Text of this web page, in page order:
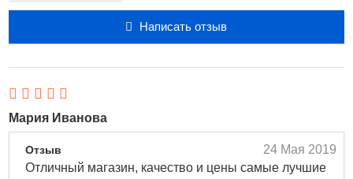
Характеристики:
Толщина в центре (мм): 0.08
Влагосодержание (%): 60
Состав: Filcon 3а
Метод дезинфекции: Химический
ДКЛ, Dk/t: 26.2
Написать отзыв
Мария Иванова
24 Мая 2019
Отзыв
Отличный магазин, качество и цены самые лучшие